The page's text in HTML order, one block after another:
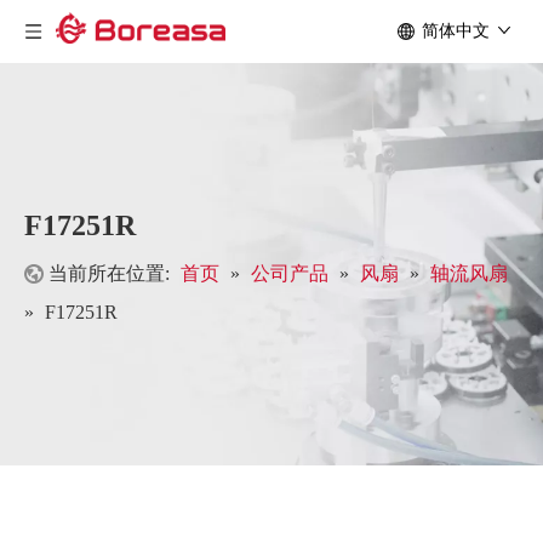
简体中文
F17251R
当前所在位置: 首页 » 公司产品 » 风扇 » 轴流风扇
» F17251R